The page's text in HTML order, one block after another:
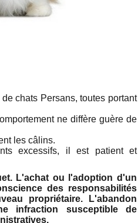
chats Persans, toutes portant
ne diffère guère de
les câlins.
excessifs, il est patient et
L'achat ou l'adoption d'un
des responsabilités
propriétaire. L'abandon
infraction susceptible de